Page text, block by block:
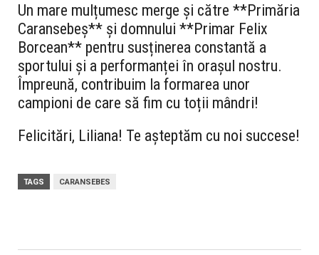
Un mare mulțumesc merge și către **Primăria
Caransebeș** și domnului **Primar Felix
Borcean** pentru susținerea constantă a
sportului și a performanței în orașul nostru.
Împreună, contribuim la formarea unor
campioni de care să fim cu toții mândri!
Felicitări, Liliana! Te așteptăm cu noi succese!
TAGS CARANSEBES